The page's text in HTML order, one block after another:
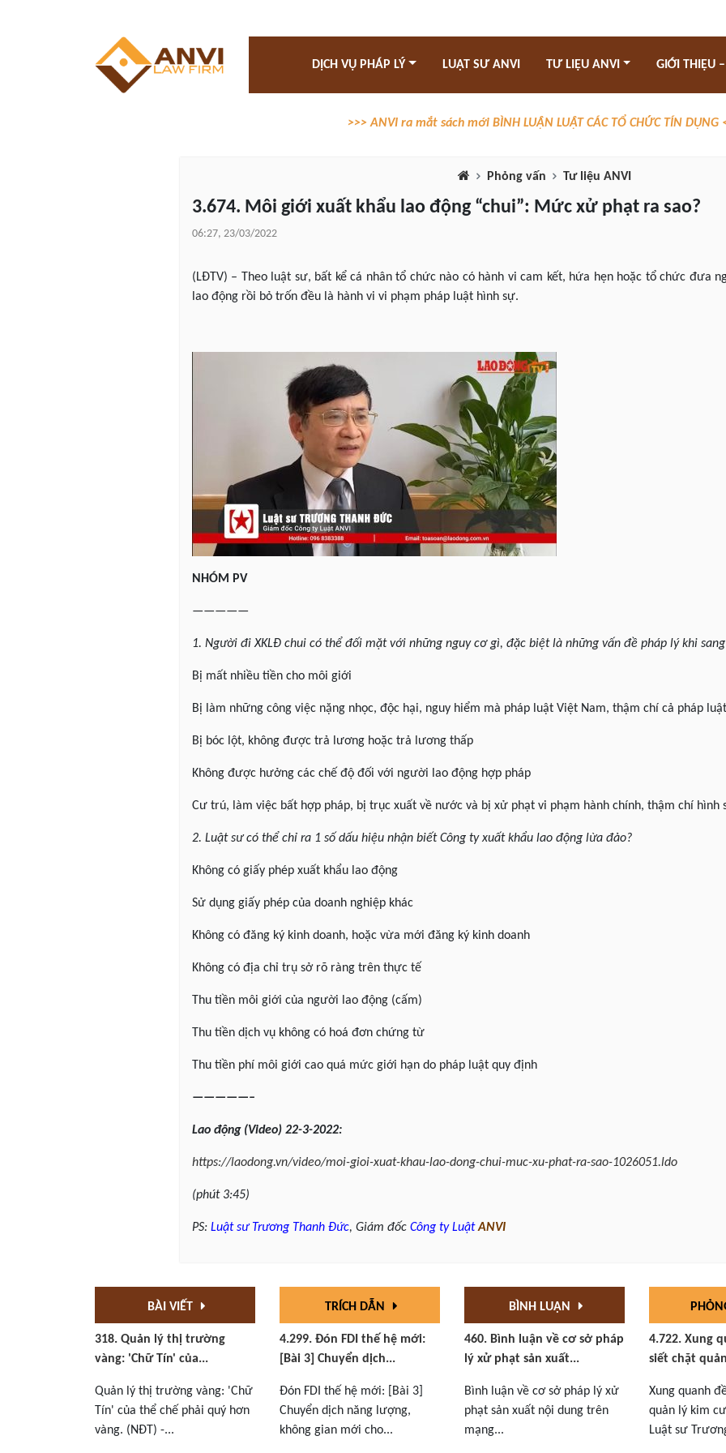
DỊCH VỤ PHÁP LÝ LUẬT SƯ ANVI TƯ LIỆU ANVI GIỚI THIỆU
>>> ANVI ra mắt sách mới BÌNH LUẬN LUẬT CÁC TỔ CHỨC TÍN DỤNG
Phỏng vấn Tư liệu ANVI
3.674. Môi giới xuất khẩu lao động “chui”: Mức xử phạt ra sao?
06:27, 23/03/2022
(LĐTV) – Theo luật sư, bất kể cá nhân tổ chức nào có hành vi cam kết, hứa hẹn hoặc tổ chức đưa
lao động rồi bỏ trốn đều là hành vi vi phạm pháp luật hình sự.
NHÓM PV
—————
1. Người đi XKLĐ chui có thể đối mặt với những nguy cơ gì, đặc biệt là những vấn đề pháp lý khi
Bị mất nhiều tiền cho môi giới
Bị làm những công việc nặng nhọc, độc hại, nguy hiểm mà pháp luật Việt Nam, thậm chí cả pháp
Bị bóc lột, không được trả lương hoặc trả lương thấp
Không được hưởng các chế độ đối với người lao động hợp pháp
Cư trú, làm việc bất hợp pháp, bị trục xuất về nước và bị xử phạt vi phạm hành chính, thậm chí hình
2. Luật sư có thể chỉ ra 1 số dấu hiệu nhận biết Công ty xuất khẩu lao động lừa đảo?
Không có giấy phép xuất khẩu lao động
Sử dụng giấy phép của doanh nghiệp khác
Không có đăng ký kinh doanh, hoặc vừa mới đăng ký kinh doanh
Không có địa chỉ trụ sở rõ ràng trên thực tế
Thu tiền môi giới của người lao động (cấm)
Thu tiền dịch vụ không có hoá đơn chứng từ
Thu tiền phí môi giới cao quá mức giới hạn do pháp luật quy định
—————–
Lao động (Video) 22-3-2022:
https://laodong.vn/video/moi-gioi-xuat-khau-lao-dong-chui-muc-xu-phat-ra-sao-1026051.ldo
(phút 3:45)
PS: Luật sư Trương Thanh Đức, Giám đốc Công ty Luật ANVI
BÀI VIẾT
318. Quản lý thị trường
vàng: 'Chữ Tín' của...
Quản lý thị trường vàng: 'Chữ
Tín' của thể chế phải quý hơn
vàng. (NĐT) -...
TRÍCH DẪN
4.299. Đón FDI thế hệ mới:
[Bài 3] Chuyển dịch...
Đón FDI thế hệ mới: [Bài 3]
Chuyển dịch năng lượng,
không gian mới cho...
BÌNH LUẬN
460. Bình luận về cơ sở pháp
lý xử phạt sản xuất...
Bình luận về cơ sở pháp lý xử
phạt sản xuất nội dung trên
mạng...
4.722. Xung
siết chặt
Xung quanh
quản lý kim
Luật sư